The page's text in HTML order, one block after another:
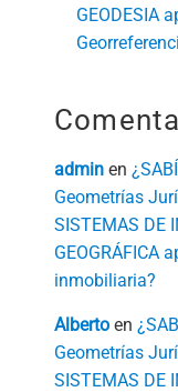
GEODESIA
adminen
Geometrías
SISTEMAS DE
GEOGRÁFICA
inmobiliaria?
Albertoen
Geometrías
SISTEMAS DE